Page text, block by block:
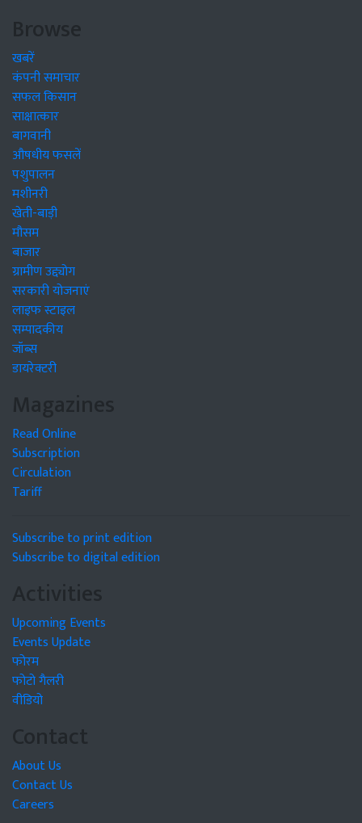
Browse
खबरें
कंपनी समाचार
सफल किसान
साक्षात्कार
बागवानी
औषधीय फसलें
पशुपालन
मशीनरी
खेती-बाड़ी
मौसम
बाजार
ग्रामीण उद्द्योग
सरकारी योजनाएं
लाइफ स्टाइल
सम्पादकीय
जॉब्स
डायरेक्टरी
Magazines
Read Online
Subscription
Circulation
Tariff
Subscribe to print edition
Subscribe to digital edition
Activities
Upcoming Events
Events Update
फोरम
फोटो गैलरी
वीडियो
Contact
About Us
Contact Us
Careers